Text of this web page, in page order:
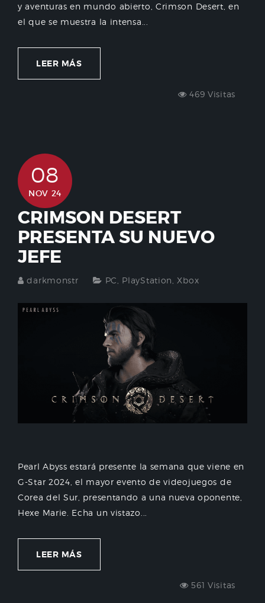
y aventuras en mundo abierto, Crimson Desert, en
el que se muestra la intensa...
LEER MÁS
469 Visitas
08
NOV 24
CRIMSON DESERT
PRESENTA SU NUEVO
JEFE
darkmonstr PC PlayStation Xbox
Pearl Abyss estará presente la semana que viene en
G-Star 2024, el mayor evento de videojuegos de
Corea del Sur, presentando a una nueva oponente,
Hexe Marie. Echa un vistazo...
LEER MÁS
561 Visitas